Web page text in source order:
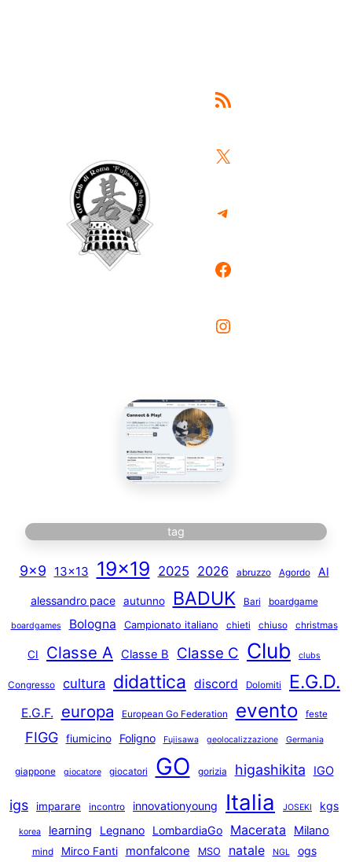
Feed RSS
X
Telegram
Facebook
Instagram
tag
9×9 13×13 19×19 2025 2026 abruzzo Agordo AI
alessandro pace autunno BADUK Bari boardgame
boardgames Bologna Campionato italiano chieti chiuso christmas
CI Classe A Classe B Classe C Club clubs
Congresso cultura didattica discord Dolomiti E.G.D.
E.G.F. europa European Go Federation evento feste
FIGG fiumicino Foligno Fujisawa geolocalizzazione Germania
giappone giocatore giocatori GO gorizia higashikita IGO
igs imparare incontro innovationyoung Italia JOSEKI kgs
korea learning Legnano LombardiaGo Macerata Milano
mind Mirco Fanti monfalcone MSO natale NGL ogs